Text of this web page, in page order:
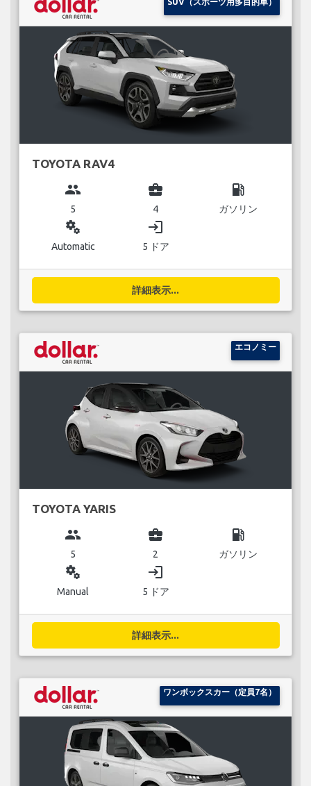
TOYOTA RAV4
group
5
business_center
4
local_gas_station
ガソリン
miscellaneous_services
Automatic
login
5 ドア
詳細表示...
エコノミー
TOYOTA YARIS
group
5
business_center
2
local_gas_station
ガソリン
miscellaneous_services
Manual
login
5 ドア
詳細表示...
ワンボックスカー（定員7名）